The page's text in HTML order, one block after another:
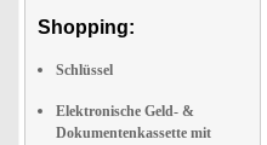
Shopping:
Schlüssel
Elektronische Geld- &
Dokumentenkassette mit